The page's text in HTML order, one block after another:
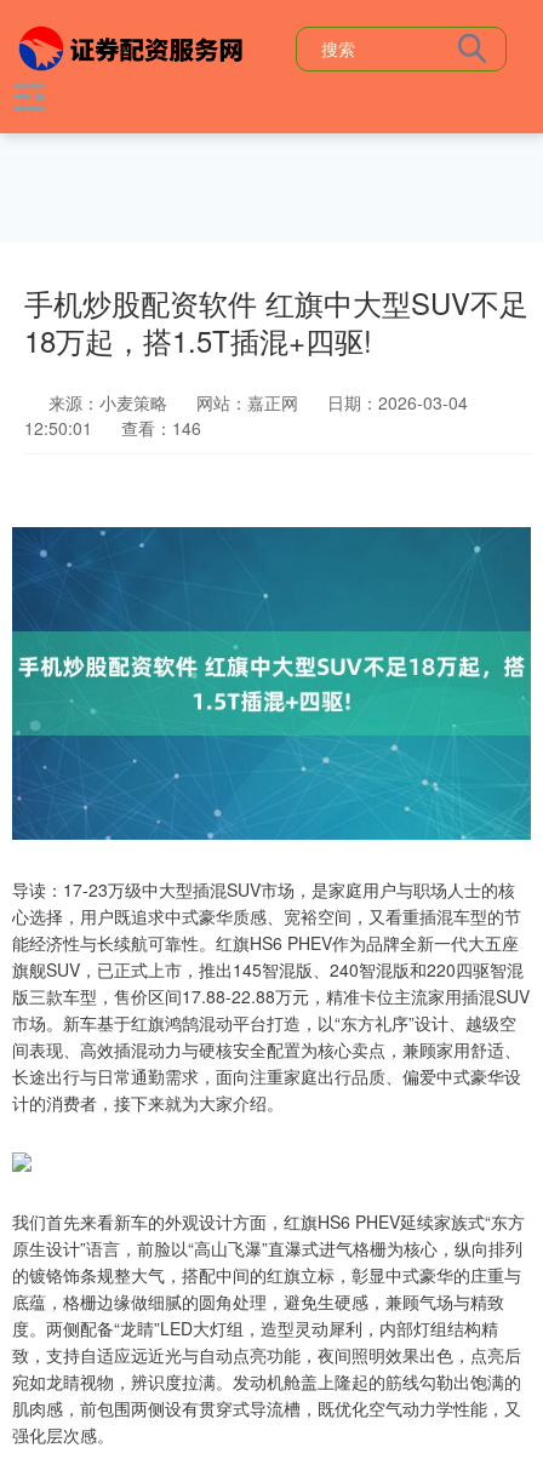
手机炒股配资软件 红旗中大型SUV不足
18万起，搭1.5T插混+四驱!
来源：小麦策略 网站：嘉正网
日期：2026-03-04
12:50:01
查看：146
导读：17-23万级中大型插混SUV市场，是家庭用户与职场人士的核
心选择，用户既追求中式豪华质感、宽裕空间，又看重插混车型的节
能经济性与长续航可靠性。红旗HS6 PHEV作为品牌全新一代大五座
旗舰SUV，已正式上市，推出145智混版、240智混版和220四驱智混
版三款车型，售价区间17.88-22.88万元，精准卡位主流家用插混SUV
市场。新车基于红旗鸿鹄混动平台打造，以“东方礼序”设计、越级空
间表现、高效插混动力与硬核安全配置为核心卖点，兼顾家用舒适、
长途出行与日常通勤需求，面向注重家庭出行品质、偏爱中式豪华设
计的消费者，接下来就为大家介绍。
我们首先来看新车的外观设计方面，红旗HS6 PHEV延续家族式“东方
原生设计”语言，前脸以“高山飞瀑”直瀑式进气格栅为核心，纵向排列
的镀铬饰条规整大气，搭配中间的红旗立标，彰显中式豪华的庄重与
底蕴，格栅边缘做细腻的圆角处理，避免生硬感，兼顾气场与精致
度。两侧配备“龙睛”LED大灯组，造型灵动犀利，内部灯组结构精
致，支持自适应远近光与自动点亮功能，夜间照明效果出色，点亮后
宛如龙睛视物，辨识度拉满。发动机舱盖上隆起的筋线勾勒出饱满的
肌肉感，前包围两侧设有贯穿式导流槽，既优化空气动力学性能，又
强化层次感。